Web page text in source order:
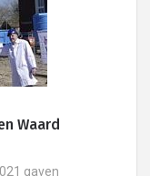
Waard
gaven